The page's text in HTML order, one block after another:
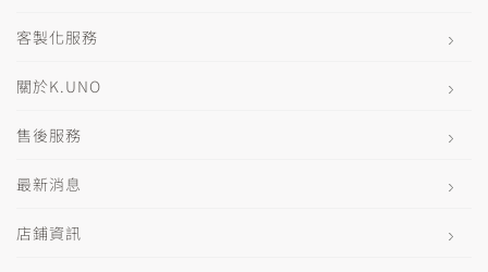
客製化服務
關於K.UNO
售後服務
最新消息
店鋪資訊